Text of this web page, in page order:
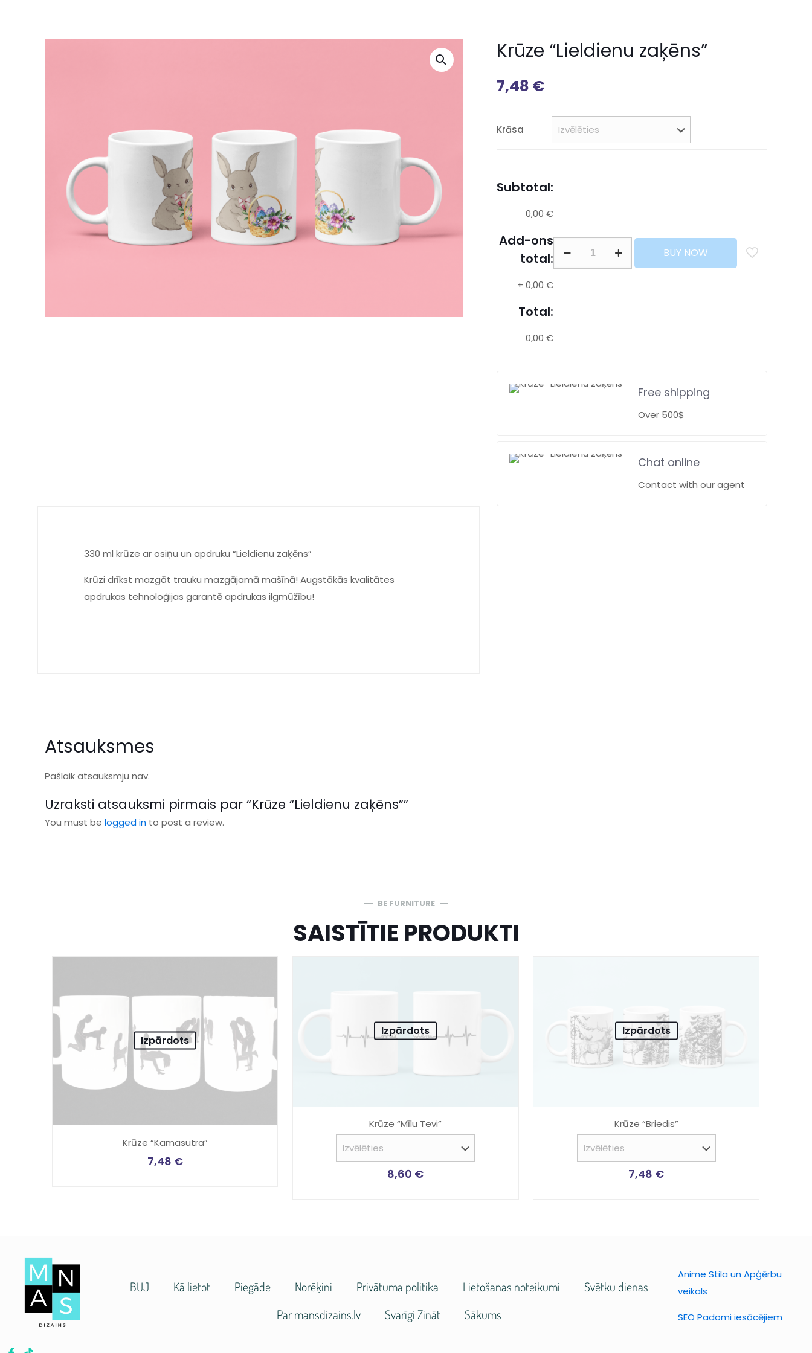
Krūze “Lieldienu zaķēns”
7,48 €
Krāsa
Subtotal:
0,00 €
Add-ons
total:
+ 0,00 €
Total:
0,00 €
BUY NOW
Free shipping
Over 500$
Chat online
Contact with our agent
330 ml krūze ar osiņu un apdruku “Lieldienu zaķēns”
Krūzi drīkst mazgāt trauku mazgājamā mašīnā! Augstākās kvalitātes
apdrukas tehnoloģijas garantē apdrukas ilgmūžību!
Atsauksmes
Pašlaik atsauksmju nav.
Uzraksti atsauksmi pirmais par “Krūze “Lieldienu zaķēns””
You must be logged in to post a review.
BE FURNITURE
SAISTĪTIE PRODUKTI
Izpārdots
Krūze “Kamasutra”
7,48 €
Izpārdots
Krūze “Mīlu Tevi”
8,60 €
Izpārdots
Krūze “Briedis”
7,48 €
BUJ Kā lietot Piegāde Norēķini Privātuma politika Lietošanas noteikumi
Svētku dienas
Par mansdizains.lv
Svarīgi Zināt Sākums
Anime Stila un Apģērbu
veikals
SEO Padomi iesācējiem